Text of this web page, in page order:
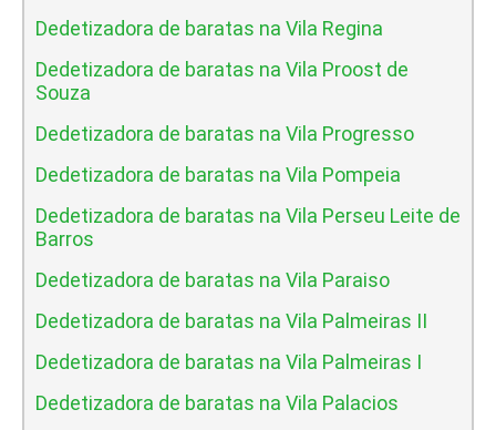
Dedetizadora de baratas na Vila Regina
Dedetizadora de baratas na Vila Proost de
Souza
Dedetizadora de baratas na Vila Progresso
Dedetizadora de baratas na Vila Pompeia
Dedetizadora de baratas na Vila Perseu Leite de
Barros
Dedetizadora de baratas na Vila Paraiso
Dedetizadora de baratas na Vila Palmeiras II
Dedetizadora de baratas na Vila Palmeiras I
Dedetizadora de baratas na Vila Palacios